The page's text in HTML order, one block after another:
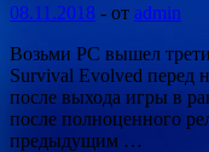
08.11.2018 - от admin
Возьми PC вышел
Survival Evolved перед
после выхода игры в
после полноценного
предыдущим …